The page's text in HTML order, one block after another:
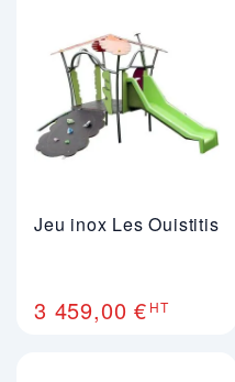
Jeu inox Les Ouistitis
3 459,00 € HT